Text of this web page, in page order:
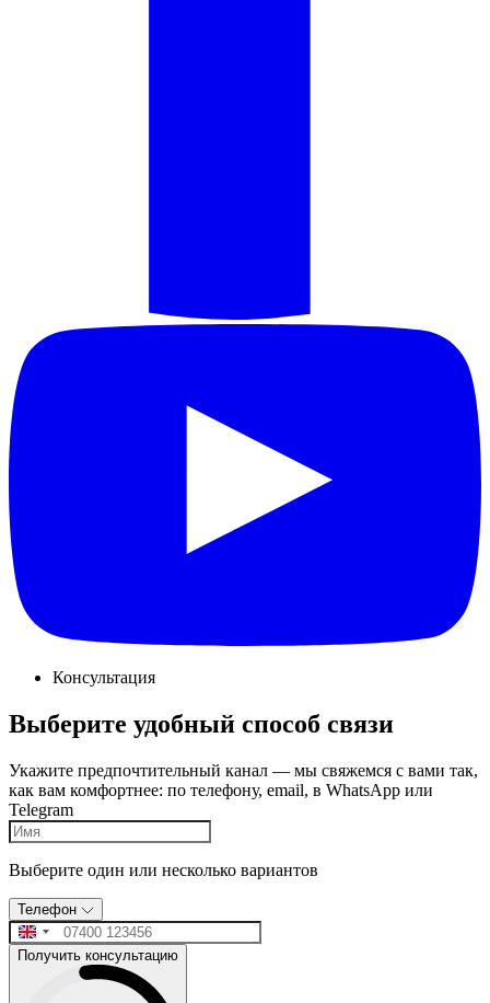
Консультация
Выберите удобный способ связи
Укажите предпочтительный канал — мы свяжемся с вами так,
как вам комфортнее: по телефону, email, в WhatsApp или
Telegram
Выберите один или несколько вариантов
Телефон
Получить консультацию